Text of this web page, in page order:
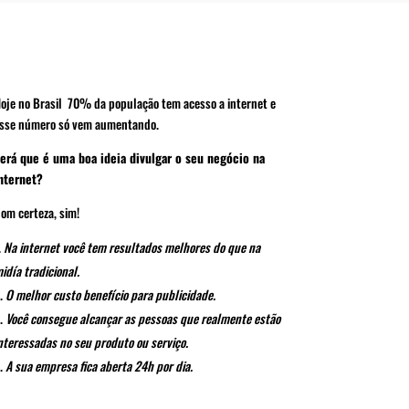
no Brasil 70% da população tem acesso a internet e
número só vem aumentando.
que é uma boa ideia divulgar o seu negócio na
certeza, sim!
Na internet você tem resultados melhores do que na
tradicional.
O melhor custo benefício para publicidade.
Você consegue alcançar as pessoas que realmente estão
no seu produto ou serviço.
Asua empresa fica aberta 24h por dia.